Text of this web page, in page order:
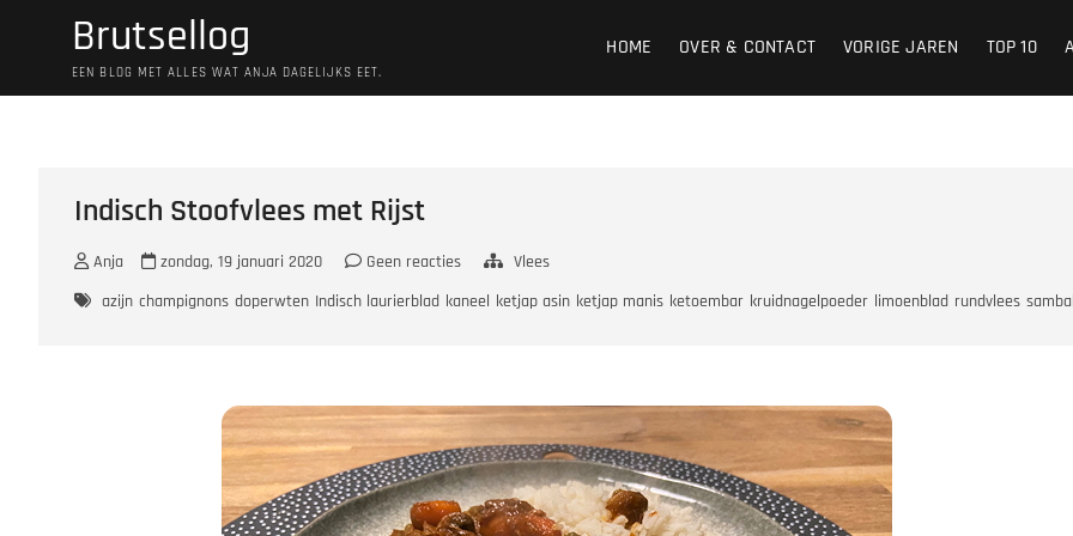
Brutsellog
EEN BLOG MET ALLES WAT ANJA DAGELIJKS EET.
HOME OVER & CONTACT VORIGE JAREN TOP 10
Indisch Stoofvlees met Rijst
Anja zondag, 19 januari 2020 Geen reacties
Vlees
azijn champignons doperwten Indisch laurierblad kaneel ketjap asin ketjap manis ketoembar kruidnagelpoeder limoenblad rundvlees sambal